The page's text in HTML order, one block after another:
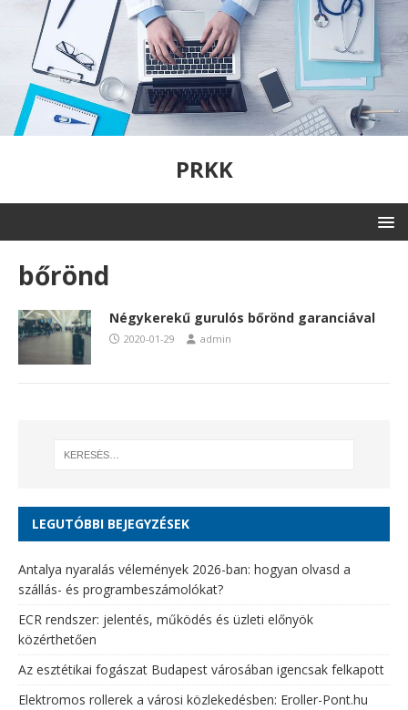
PRKK
bőrönd
Négykerekű gurulós bőrönd garanciával
2020-01-29 admin
LEGUTÓBBI BEJEGYZÉSEK
Antalya nyaralás vélemények 2026-ban: hogyan olvasd a
szállás- és programbeszámolókat?
ECR rendszer: jelentés, működés és üzleti előnyök
közérthetően
Az esztétikai fogászat Budapest városában igencsak felkapott
Elektromos rollerek a városi közlekedésben: Eroller-Pont.hu